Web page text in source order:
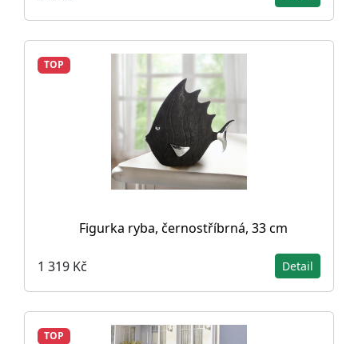
TOP
Figurka ryba, černostříbrná, 33 cm
1 319 Kč Detail
TOP